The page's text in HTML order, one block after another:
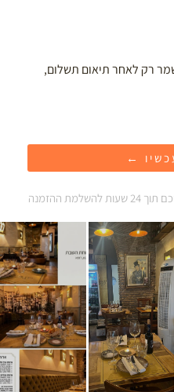
רק לאחר תיאום תשלום,
ההזמנה